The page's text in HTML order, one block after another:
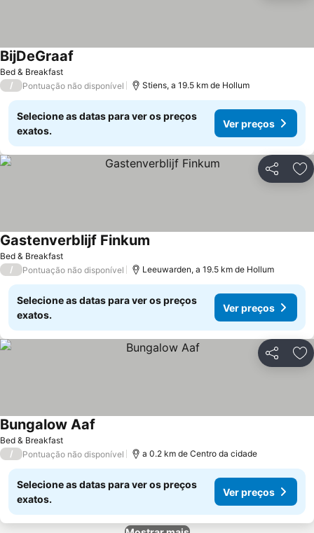
Bed & Breakfast
BijDeGraaf
/ Pontuação não disponível Stiens, a 19.5 km de Hollum
Selecione as datas para ver os preços
exatos.
Ver preços
Partilhar
Bed & Breakfast
Gastenverblijf Finkum
/ Pontuação não disponível Leeuwarden, a 19.5 km de Hollum
Selecione as datas para ver os preços
exatos.
Ver preços
Partilhar
Bed & Breakfast
Bungalow Aaf
/ Pontuação não disponível a 0.2 km de Centro da cidade
Selecione as datas para ver os preços
exatos.
Ver preços